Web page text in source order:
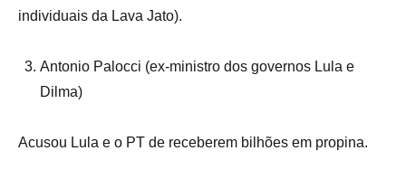
individuais da Lava Jato).
Antonio Palocci (ex-ministro dos governos Lula e
Dilma)
Acusou Lula e o PT de receberem bilhões em propina.